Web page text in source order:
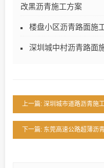
改黑沥青施工方案
楼盘小区沥青路面施
深圳城中村沥青路面
上一篇: 深圳城市道路沥青施
下一篇: 东莞高速公路超薄沥